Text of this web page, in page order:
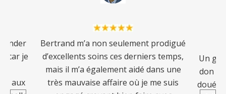
car je
et aux
Bertrand m’a non seulement prodigué
d’excellents soins ces derniers temps,
mais il m’a également aidé dans une
très mauvaise affaire où je me suis
Un
don
doué